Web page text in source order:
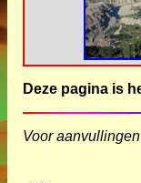
Deze pagina is
Voor